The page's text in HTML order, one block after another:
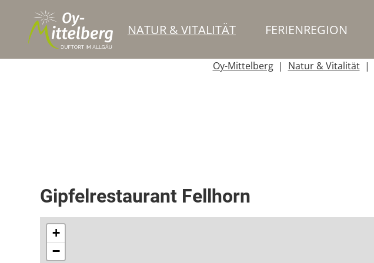
NATUR & VITALITÄT FERIENREGION
Oy-Mittelberg
Natur & Vitalität
Gipfelrestaurant Fellhorn